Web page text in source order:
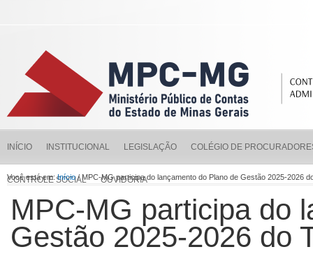
INÍCIO INSTITUCIONAL LEGISLAÇÃO COLÉGIO DE
CONTROLE SOCIAL OUVIDORIA
Você está em:Início/ MPC-MG participa do lançamento do Plano de Gestão 2025-2026
MPC-MG participa do
Gestão 2025-2026 do